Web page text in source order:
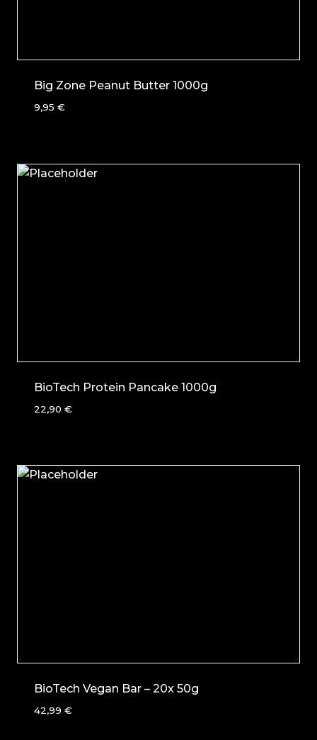
Big Zone Peanut Butter 1000g
9,95 €
BioTech Protein Pancake 1000g
22,90 €
BioTech Vegan Bar – 20x 50g
42,99 €